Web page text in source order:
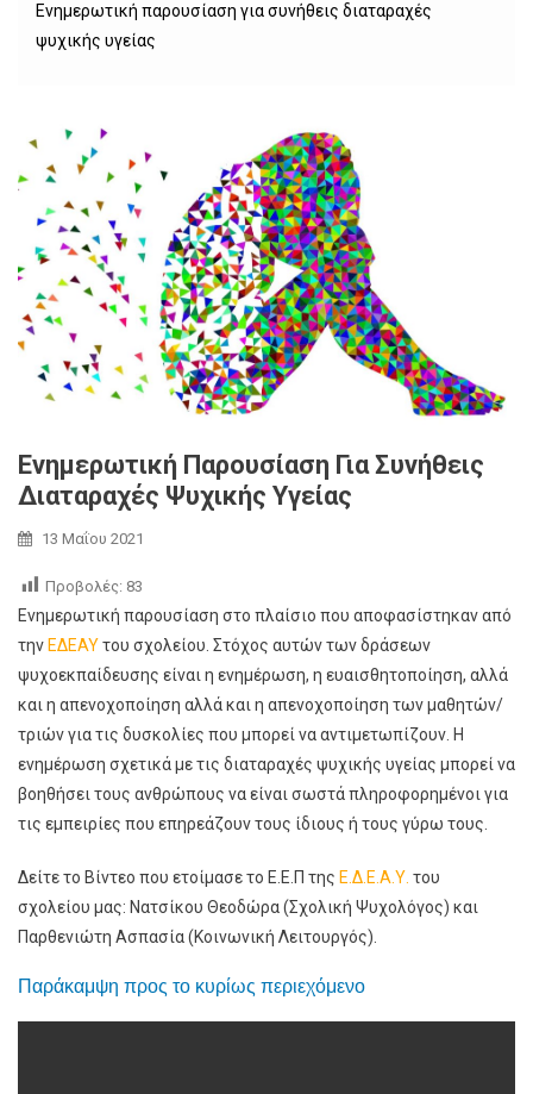
Ενημερωτική παρουσίαση για συνήθεις διαταραχές
ψυχικής υγείας
Ενημερωτική Παρουσίαση Για Συνήθεις
Διαταραχές Ψυχικής Υγείας
13 Μαΐου 2021
Προβολές: 83
Ενημερωτική παρουσίαση στο πλαίσιο που αποφασίστηκαν από
την ΕΔΕΑΥτου σχολείου. Στόχος αυτών των δράσεων
ψυχοεκπαίδευσης είναι η ενημέρωση, η ευαισθητοποίηση, αλλά
και η απενοχοποίηση αλλά και η απενοχοποίηση των μαθητών/
τριών για τις δυσκολίες που μπορεί να αντιμετωπίζουν. Η
ενημέρωση σχετικά με τις διαταραχές ψυχικής υγείας μπορεί να
βοηθήσει τους ανθρώπους να είναι σωστά πληροφορημένοι για
τις εμπειρίες που επηρεάζουν τους ίδιους ή τους γύρω τους.
Δείτε το Βίντεο που ετοίμασε το Ε.Ε.Π της Ε.Δ.Ε.Α.Υ. του
σχολείου μας: Νατσίκου Θεοδώρα (Σχολική Ψυχολόγος) και
Παρθενιώτη Ασπασία (Κοινωνική Λειτουργός).